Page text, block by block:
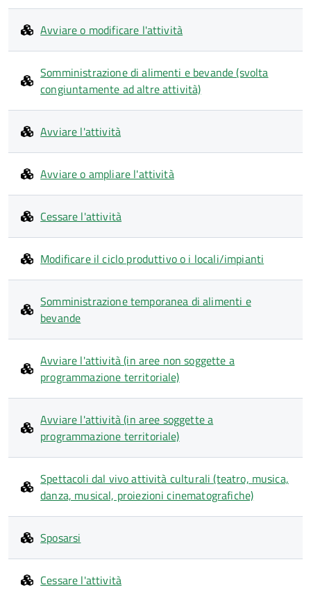
Avviare o modificare l'attività
Somministrazione di alimenti e bevande (svolta
congiuntamente ad altre attività)
Avviare l'attività
Avviare o ampliare l'attività
Cessare l'attività
Modificare il ciclo produttivo o i locali/impianti
Somministrazione temporanea di alimenti e
bevande
Avviare l'attività (in aree non soggette a
programmazione territoriale)
Avviare l'attività (in aree soggette a
programmazione territoriale)
Spettacoli dal vivo attività culturali (teatro, musica,
danza, musical, proiezioni cinematografiche)
Sposarsi
Cessare l'attività